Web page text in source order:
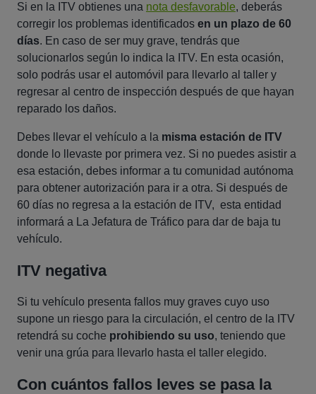
Si en la ITV obtienes una nota desfavorable, deberás
corregir los problemas identificados en un plazo de 60
días. En caso de ser muy grave, tendrás que
solucionarlos según lo indica la ITV. En esta ocasión,
solo podrás usar el automóvil para llevarlo al taller y
regresar al centro de inspección después de que hayan
reparado los daños.
Debes llevar el vehículo a la misma estación de ITV
donde lo llevaste por primera vez. Si no puedes asistir a
esa estación, debes informar a tu comunidad autónoma
para obtener autorización para ir a otra. Si después de
60 días no regresa a la estación de ITV, esta entidad
informará a La Jefatura de Tráfico para dar de baja tu
vehículo.
ITV negativa
Si tu vehículo presenta fallos muy graves cuyo uso
supone un riesgo para la circulación, el centro de la ITV
retendrá su coche prohibiendo su uso, teniendo que
venir una grúa para llevarlo hasta el taller elegido.
Con cuántos fallos leves se pasa la